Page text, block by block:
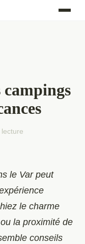
le Var peut
le charme
la proximité de
conseils